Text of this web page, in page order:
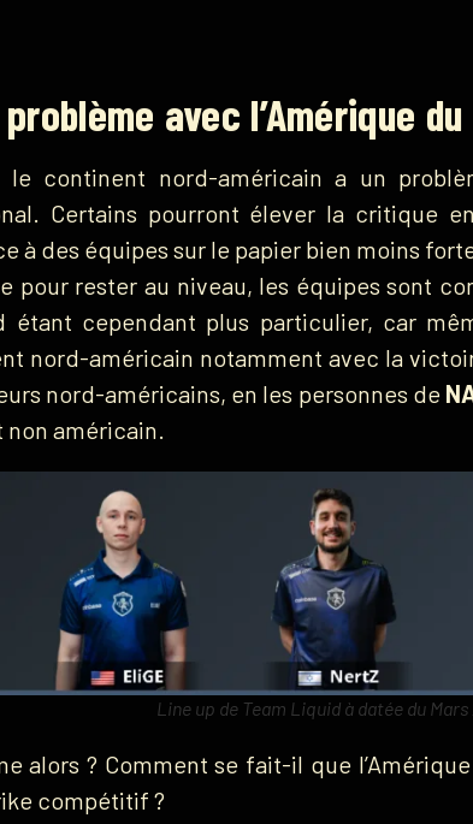
avec l’Amérique
le continent nord-américain a un
Certains pourront élever la critique
à des équipes sur le papier bien moins
pour rester au niveau, les équipes sont
étant cependant plus particulier, car
nord-américain notamment avec la
nord-américains, en les personnes de
américain.
Line up de Team Liquid à datée du Mars
alors ? Comment se fait-il que
compétitif ?